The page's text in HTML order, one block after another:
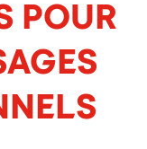
POUR